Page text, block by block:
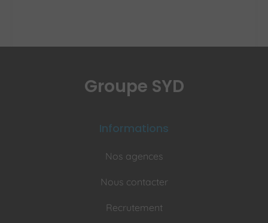
Groupe SYD
Informations
Nos agences
Nous contacter
Recrutement